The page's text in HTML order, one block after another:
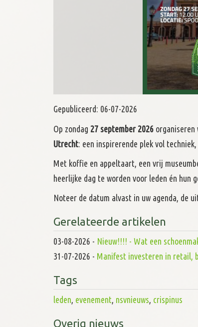
Gepubliceerd: 06-07-2026
Op zondag 27 september 2026 organiseren
Utrecht: een inspirerende plek vol
Met koffie en appeltaart, een vrij
heerlijke dag te worden voor leden én hun
Noteer de datum alvast in uw agenda, de
Gerelateerde artikelen
03-08-2026 - Nieuw!!!! - Wat een
31-07-2026 - Manifest investeren in retail,
Tags
leden, evenement, nsvnieuws, crispinus
Overig nieuws